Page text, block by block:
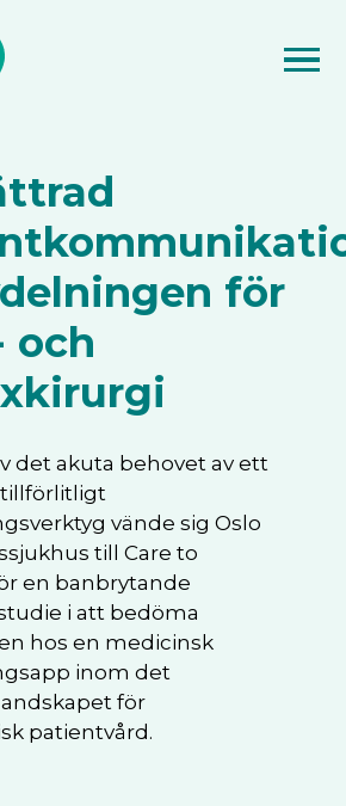
för
och
det akuta behovet av ett
vände sig Oslo
till Care to
en banbrytande
i att bedöma
hos en medicinsk
inom det
för
patientvård.